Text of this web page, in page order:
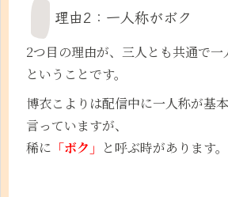
理由2：一人称がボク
2つ目の理由が、三人とも共通で一
ということです。
博衣こよりは配信中に一人称が基
言っていますが、
稀に 「ボク」 と呼ぶ時があります。